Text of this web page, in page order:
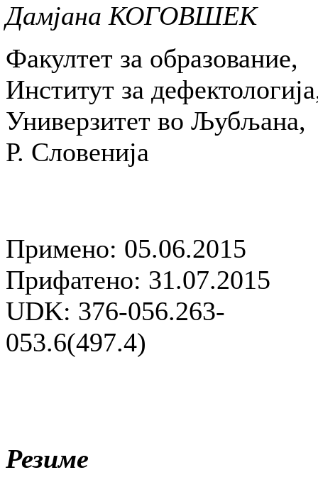
Дамјана КОГОВШЕК
Факултет за образование,
Институт за
Универзитет во Љубљана,
Р. Словенија
Примено: 05.06.2015
Прифатено: 31.07.2015
UDK: 376-056.263-
053.6(497.4)
Резиме